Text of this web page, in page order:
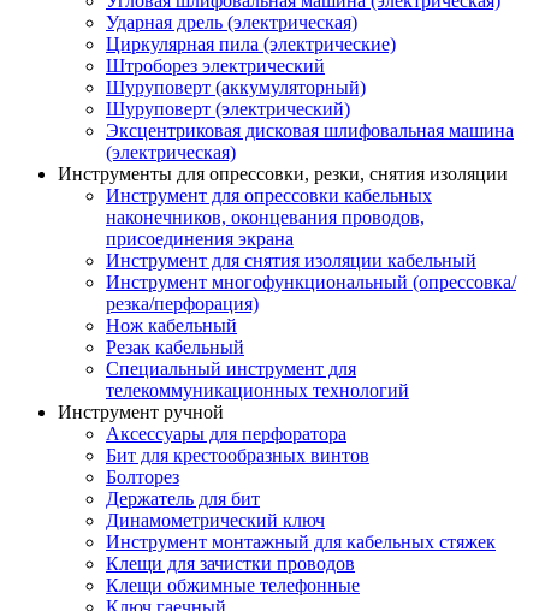
Ударная дрель (электрическая)
Циркулярная пила (электрические)
Штроборез электрический
Шуруповерт (аккумуляторный)
Шуруповерт (электрический)
Эксцентриковая дисковая шлифовальная машина
(электрическая)
Инструменты для опрессовки, резки, снятия изоляции
Инструмент для опрессовки кабельных
наконечников, оконцевания проводов,
присоединения экрана
Инструмент для снятия изоляции кабельный
Инструмент многофункциональный (опрессовка/
резка/перфорация)
Нож кабельный
Резак кабельный
Специальный инструмент для
телекоммуникационных технологий
Инструмент ручной
Аксессуары для перфоратора
Бит для крестообразных винтов
Болторез
Держатель для бит
Динамометрический ключ
Инструмент монтажный для кабельных стяжек
Клещи для зачистки проводов
Клещи обжимные телефонные
Ключ гаечный